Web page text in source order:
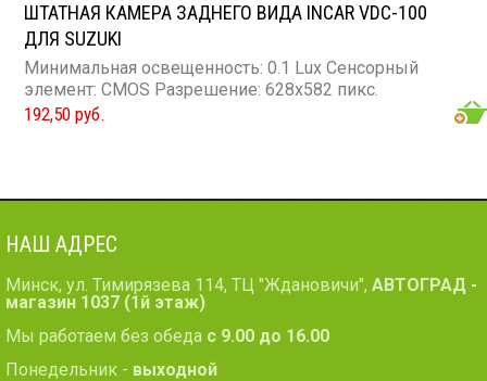
ШТАТНАЯ КАМЕРА ЗАДНЕГО ВИДА INCAR VDC-100
ДЛЯ SUZUKI
Минимальная освещенность: 0.1 Lux Сенсорный
элемент: CMOS Разрешение: 628x582 пикс.
192,50 руб.
НАШ АДРЕС
Минск, ул. Тимирязева 114, ТЦ "Ждановичи", АВТОГРАД -
магазин 1037 (1й этаж)
Мы работаем без обеда с 9.00 до 16.00
Понедельник - выходной